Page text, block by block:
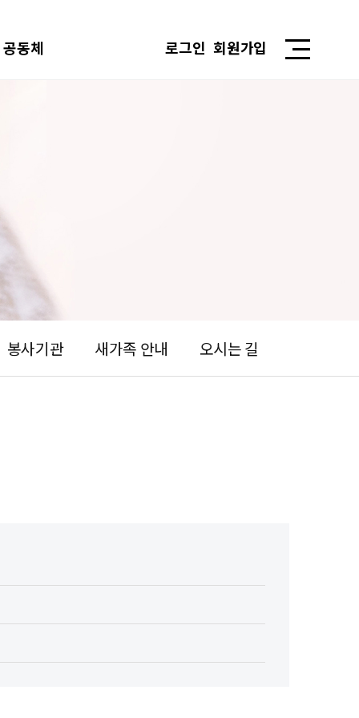
공동체 로그인 회원가입
봉사기관 새가족 안내 오시는 길